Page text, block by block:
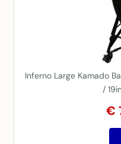
Inferno Large Kamado
/
€